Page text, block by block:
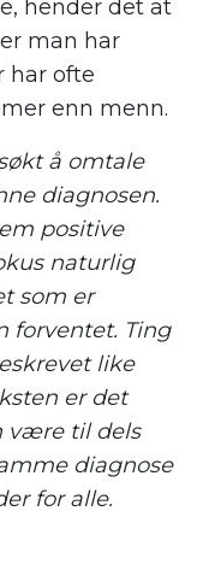
hender det at
man har
har ofte
enn menn.
å omtale
diagnosen.
positive
naturlig
som er
forventet. Ting
like
er det
være til dels
diagnose
for alle.